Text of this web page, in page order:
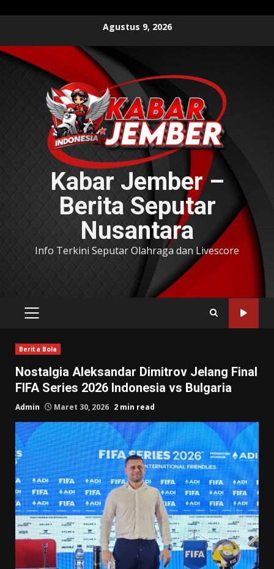
content
Agustus 9, 2026
Kabar Jember –
Berita Seputar
Nusantara
Info Terkini Seputar Olahraga dan Livescore
PRIMARY
Berita Bola
Nostalgia Aleksandar Dimitrov Jelang Final
FIFA Series 2026 Indonesia vs Bulgaria
Admin Maret 30, 2026 2 min read